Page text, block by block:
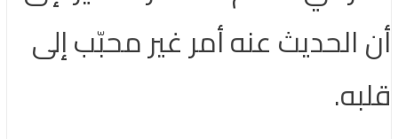
أن الحديث عنه أمر غير محبّب إلى
قلبه.